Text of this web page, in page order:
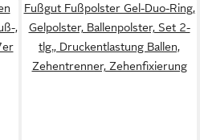
,
Fußgut Fußpolster Gel-Duo-Ring,
Gelpolster, Ballenpolster, Set 2-
tlg., Druckentlastung Ballen,
Zehentrenner, Zehenfixierung